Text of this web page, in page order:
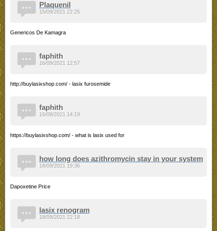
Plaquenil
Genericos De Kamagra
15/09/2021 22:25
faphith
http://buylasixshop.com/ - lasix furosemide
16/09/2021 12:57
faphith
https://buylasixshop.com/ - what is lasix used for
16/09/2021 14:19
how long does azithromycin stay in your system
Dapoxetine Price
18/09/2021 19:36
lasix renogram
18/09/2021 22:18